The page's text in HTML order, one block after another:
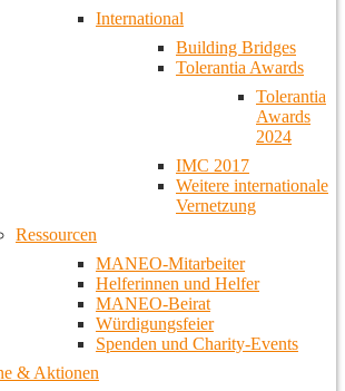
International
Building Bridges
Tolerantia Awards
Tolerantia
Awards
2024
IMC 2017
Weitere internationale
Vernetzung
Ressourcen
MANEO-Mitarbeiter
Helferinnen und Helfer
MANEO-Beirat
Würdigungsfeier
Spenden und Charity-Events
& Aktionen